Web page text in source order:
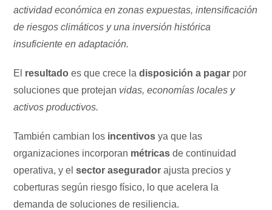
actividad económica en zonas expuestas, intensificación
de riesgos climáticos y una inversión histórica
insuficiente en adaptación.
El resultado es que crece ladisposición a pagar por
soluciones que protejan vidas, economías locales y
activos productivos.
También cambian los incentivos ya que las
organizaciones incorporan métricas de continuidad
operativa, y elsector asegurador ajusta precios y
coberturas según riesgo físico, lo que acelera la
demanda de soluciones de resiliencia.